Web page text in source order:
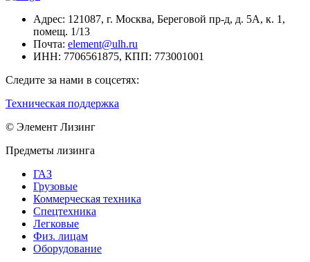
Адрес: 121087, г. Москва, Береговой пр-д, д. 5А, к. 1,
помещ. 1/13
Почта: element@ulh.ru
ИНН: 7706561875, КПП: 773001001
Следите за нами в соцсетях:
Техническая поддержка
© Элемент Лизинг
Предметы лизинга
ГАЗ
Грузовые
Коммерческая техника
Спецтехника
Легковые
Физ. лицам
Оборудование